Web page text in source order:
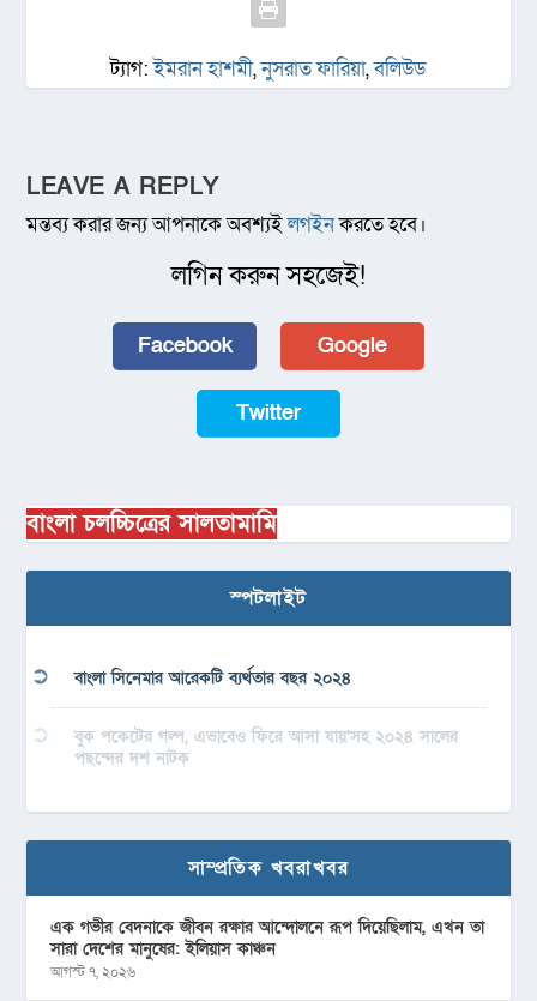
ট্যাগ:ইমরান হাশমী,নুসরাত ফারিয়া,বলিউড
LEAVE A REPLY
মন্তব্য করার জন্য আপনাকে অবশ্যইলগইনকরতে হবে।
লগিন করুন সহজেই!
Facebook Google
Twitter
বাংলা চলচ্চিত্রের সালতামামি
স্পটলাইট
বাংলা সিনেমার আরেকটি ব্যর্থতার বছর ২০২৪
বুক পকেটের গল্প, এভাবেও ফিরে আসা যায়’সহ ২০২৪ সালের
পছন্দের দশ নাটক
সাম্প্রতিক খবরাখবর
এক গভীর বেদনাকে জীবন রক্ষার আন্দোলনে রূপ দিয়েছিলাম, এখন তা
সারা দেশের মানুষের: ইলিয়াস কাঞ্চন
আগস্ট ৭, ২০২৬